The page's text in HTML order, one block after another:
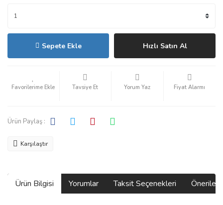
Sepete Ekle Hızlı Satın Al
Tavsiye Et Yorum Yaz Fiyat Alarmı
Ürün Paylaş :
Karşılaştır
Ürün Bilgisi Yorumlar Taksit Seçenekleri